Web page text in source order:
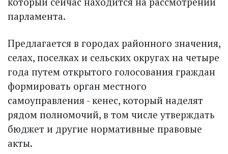
парламента.
Предлагается в городах районного значения,
селах, поселках и сельских округах на четыре
года путем открытого голосования граж­дан
формировать орган местного
самоуправления - кенес, который наделят
рядом полномочий, в том числе утверждать
бюджет и другие нормативные правовые
акты.